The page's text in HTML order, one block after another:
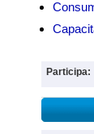
Participa: